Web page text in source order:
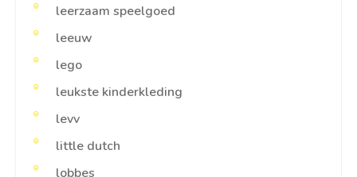
leerzaam speelgoed
leeuw
lego
leukste kinderkleding
levv
little dutch
lobbes